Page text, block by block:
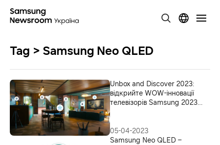
Tag > Samsung Neo QLED
Unbox and Discover 2023:
відкрийте WOW-інновації
телевізорів Samsung 2023
05-04-2023
Samsung Neo QLED –